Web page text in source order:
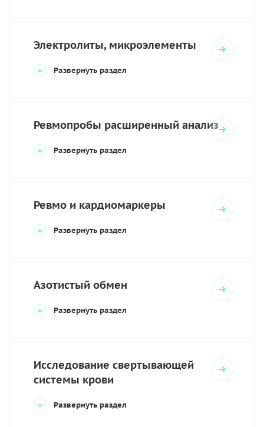
Электролиты, микроэлементы
Развернуть раздел
Ревмопробы расширенный анализ
Развернуть раздел
Ревмо и кардиомаркеры
Развернуть раздел
Азотистый обмен
Развернуть раздел
Исследование свертывающей
системы крови
Развернуть раздел